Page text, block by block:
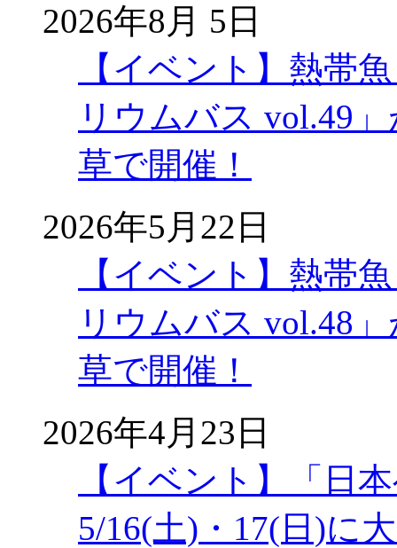
2026年8月 5日
【イベント】熱帯
リウムバス vol.49
草で開催！
2026年5月22日
【イベント】熱帯
リウムバス vol.48
草で開催！
2026年4月23日
【イベント】「日
5/16(土)・17(日)に